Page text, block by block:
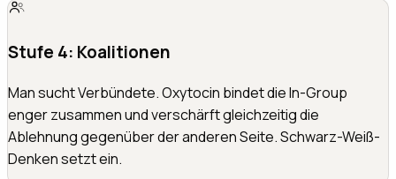
Stufe 4: Koalitionen
Man sucht Verbündete. Oxytocin bindet die In-Group
enger zusammen und verschärft gleichzeitig die
Ablehnung gegenüber der anderen Seite. Schwarz-Weiß-
Denken setzt ein.